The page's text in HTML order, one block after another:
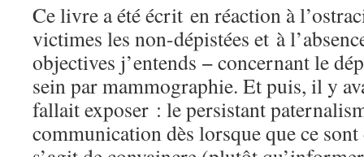
Ce livre a été écrit en réaction à
victimes les non-dépistées et à
objectives j’entends − concernant le
sein par mammographie. Et puis, il y
fallait exposer : le persistant
communication dès lorsque que ce